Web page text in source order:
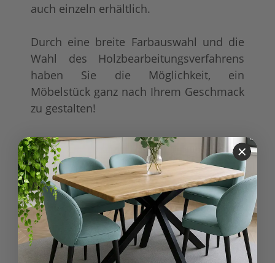
auch einzeln erhältlich.
Durch eine breite Farbauswahl und die
Wahl des Holzbearbeitungsverfahrens
haben Sie die Möglichkeit, ein
Möbelstück ganz nach Ihrem Geschmack
zu gestalten!
Produkteigenschaft
Wert
Möbel
Lieferung:
Möbel wird aufgebaut
Möbelkategorie: Schränke
Möbelstil: Modern
Kollektionen
Landhausmöbel:
Hamburg